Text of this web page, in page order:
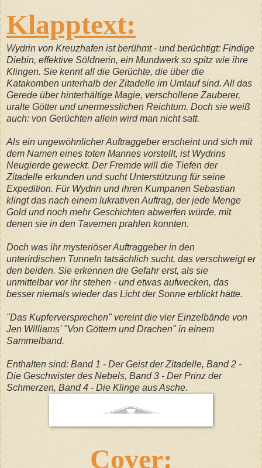
Klapptext:
Wydrin von Kreuzhafen ist berühmt - und berüchtigt: Findige
Diebin, effektive Söldnerin, ein Mundwerk so spitz wie ihre
Klingen. Sie kennt all die Gerüchte, die über die
Katakomben unterhalb der Zitadelle im Umlauf sind. All das
Gerede über hinterhältige Magie, verschollene Zauberer,
uralte Götter und unermesslichen Reichtum. Doch sie weiß
auch: von Gerüchten allein wird man nicht satt.
Als ein ungewöhnlicher Auftraggeber erscheint und sich mit
dem Namen eines toten Mannes vorstellt, ist Wydrins
Neugierde geweckt. Der Fremde will die Tiefen der
Zitadelle erkunden und sucht Unterstützung für seine
Expedition. Für Wydrin und ihren Kumpanen Sebastian
klingt das nach einem lukrativen Auftrag, der jede Menge
Gold und noch mehr Geschichten abwerfen würde, mit
denen sie in den Tavernen prahlen konnten.
Doch was ihr mysteriöser Auftraggeber in den
unterirdischen Tunneln tatsächlich sucht, das verschweigt er
den beiden. Sie erkennen die Gefahr erst, als sie
unmittelbar vor ihr stehen - und etwas aufwecken, das
besser niemals wieder das Licht der Sonne erblickt hätte.
"Das Kupferversprechen" vereint die vier Einzelbände von
Jen Williams' "Von Göttern und Drachen" in einem
Sammelband.
Enthalten sind: Band 1 - Der Geist der Zitadelle, Band 2 -
Die Geschwister des Nebels, Band 3 - Der Prinz der
Schmerzen, Band 4 - Die Klinge aus Asche.
Cover: